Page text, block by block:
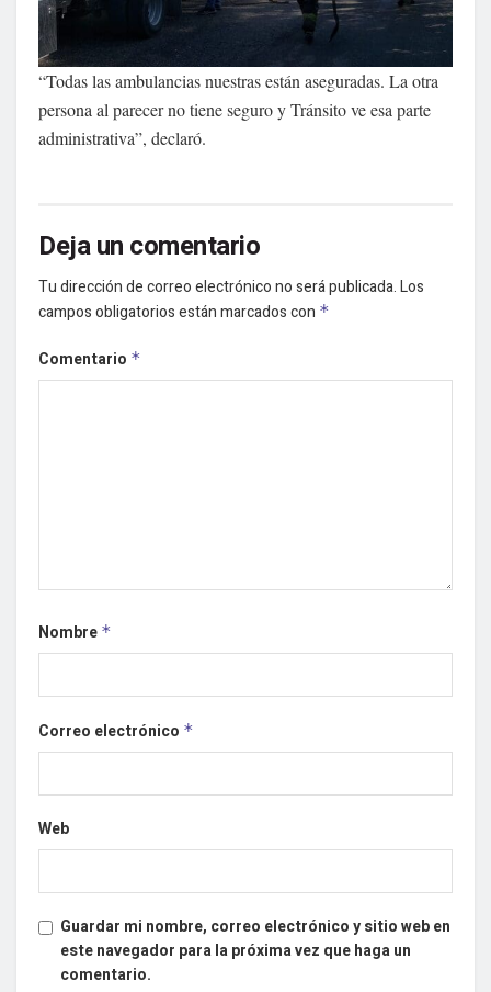
“Todas las ambulancias nuestras están aseguradas. La otra
persona al parecer no tiene seguro y Tránsito ve esa parte
administrativa”, declaró.
Deja un comentario
Tu dirección de correo electrónico no será publicada.Los
campos obligatorios están marcados con *
Comentario *
Nombre *
Correo electrónico *
Web
Guardar mi nombre, correo electrónico y sitio web en
este navegador para la próxima vez que haga un
comentario.